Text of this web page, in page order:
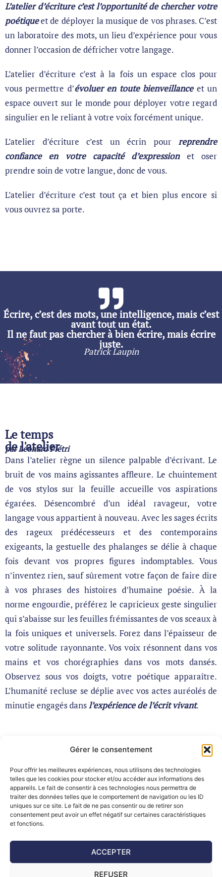
Gérer le consentement
Pour offrir les meilleures expériences, nous utilisons des technologies
telles que les cookies pour stocker et/ou accéder aux informations des
appareils. Le fait de consentir à ces technologies nous permettra de
traiter des données telles que le comportement de navigation ou les ID
uniques sur ce site. Le fait de ne pas consentir ou de retirer son
consentement peut avoir un effet négatif sur certaines caractéristiques
et fonctions.
ACCEPTER
REFUSER
L’atelier d’écriture c’est l’opportunité de chercher votre
poétiqueet de déployer la musique de vos phrases. C’est
un laboratoire des mots, un lieu d’expérience pour vous
donner l’occasion de défricher votre langage.
L’atelier d’écriture c’est à la fois un espace clos pour
vous permettre d’évoluer en toute bienveillanceet un
espace ouvert sur le monde pour déployer votre regard
singulier en le reliant à votre voix forcément unique.
L’atelier d’écriture c’est un écrin pour reprendre
confiance en votre capacité d’expressionet oser
prendre soin de votre langue, donc de vous.
L’atelier d’écriture c’est tout ça et bien plus encore si
vous ouvrez sa porte.
Écrire, c’est des mots, une intelligence, mais c’est
avant tout un état.
Il ne faut pas chercher à bien écrire, mais écrire
juste.
Patrick Laupin
Le temps
de l'atelier
par Léonard Piétri
Dans l’atelier règne un silence palpable d’écrivant. Le
bruit de vos mains agissantes affleure. Le chuintement
de vos stylos sur la feuille accueille vos aspirations
égarées. Désencombré d’un idéal ravageur, votre
langage vous appartient à nouveau. Avec les sages écrits
des rageux prédécesseurs et des contemporains
exigeants, la gestuelle des phalanges se délie à chaque
fois devant vos propres figures indomptables. Vous
n’inventez rien, sauf sûrement votre façon de faire dire
à vos phrases des histoires d’humaine poésie. À la
norme engourdie, préférez le capricieux geste singulier
qui s’abaisse sur les feuilles frémissantes de vos sceaux à
la fois uniques et universels. Forez dans l’épaisseur de
votre solitude rayonnante. Vos voix résonnent dans vos
mains et vos chorégraphies dans vos mots dansés.
Observez sous vos doigts, votre poétique apparaître.
L’humanité recluse se déplie avec vos actes auréolés de
minutie engagés dansl’expérience de l’écrit vivant.